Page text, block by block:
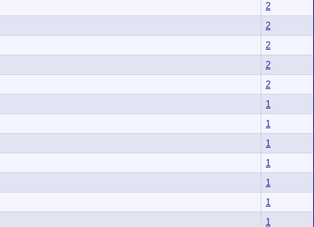
2
2
2
2
2
1
1
1
1
1
1
1